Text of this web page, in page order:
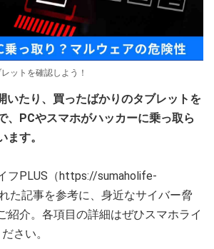
ットを確認しよう！
いたり、買ったばかりのタブレットを
、PCやスマホがハッカーに乗っ取ら
す。
フPLUS（https://sumaholife-
た記事を参考に、身近なサイバー脅
紹介。各項目の詳細はぜひスマホライ
さい。